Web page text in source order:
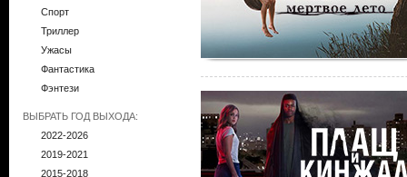
Спорт
Триллер
Ужасы
Фантастика
Фэнтези
ВЫБРАТЬ ГОД ВЫХОДА:
2022-2026
2019-2021
2015-2018